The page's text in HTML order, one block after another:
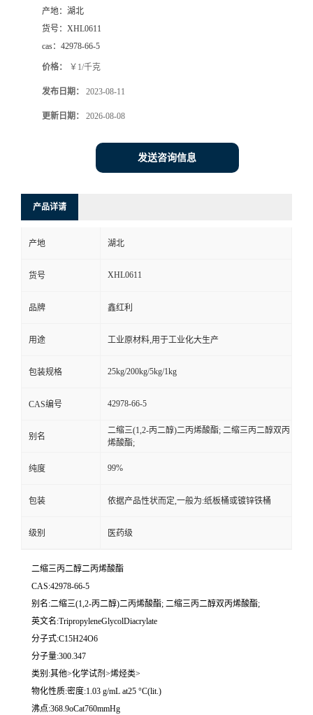
产地： 湖北
货号： XHL0611
cas： 42978-66-5
价格： ￥1/千克
发布日期： 2023-08-11
更新日期： 2026-08-08
发送咨询信息
产品详请
产地 湖北
货号 XHL0611
品牌 鑫红利
用途 工业原材料,用于工业化大生产
包装规格 25kg/200kg/5kg/1kg
CAS编号 42978-66-5
别名
二缩三(1,2-丙二醇)二丙烯酸酯; 二缩三丙二醇双丙
烯酸酯;
纯度 99%
包装 依据产品性状而定,一般为:纸板桶或镀锌铁桶
级别 医药级
二缩三丙二醇二丙烯酸酯
CAS:42978-66-5
别名:二缩三(1,2-丙二醇)二丙烯酸酯; 二缩三丙二醇双丙烯酸酯;
英文名:TripropyleneGlycolDiacrylate
分子式:C15H24O6
分子量:300.347
类别:其他>化学试剂>烯烃类>
物化性质:密度:1.03 g/mL at25 °C(lit.)
沸点:368.9oCat760mmHg